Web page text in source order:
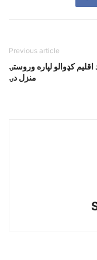
Previous article
کډوالو لپاره وروستۍ
منزل دۍ